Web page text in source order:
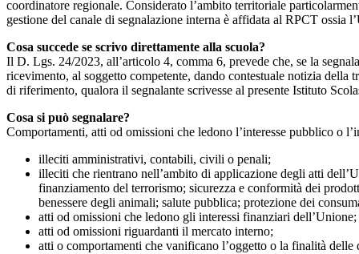
coordinatore regionale. Considerato l’ambito territoriale
gestione del canale di segnalazione interna è affidata al RPCT ossia
Cosa succede se scrivo direttamente alla scuola?
Il D. Lgs. 24/2023, all’articolo 4, comma 6, prevede che, se la
ricevimento, al soggetto competente, dando contestuale notizia
di riferimento, qualora il segnalante scrivesse al presente Istituto
Cosa si può segnalare?
Comportamenti, atti od omissioni che ledono l’interesse pubblico o
illeciti amministrativi, contabili, civili o penali;
illeciti che rientrano nell’ambito di applicazione degli atti
finanziamento del terrorismo; sicurezza e conformità dei
benessere degli animali; salute pubblica; protezione dei
atti od omissioni che ledono gli interessi finanziari dell’Unione;
atti od omissioni riguardanti il mercato interno;
atti o comportamenti che vanificano l’oggetto o la finalità